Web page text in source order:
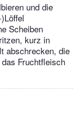
und die
Scheiben
kurz in
abschrecken, die
Fruchtfleisch